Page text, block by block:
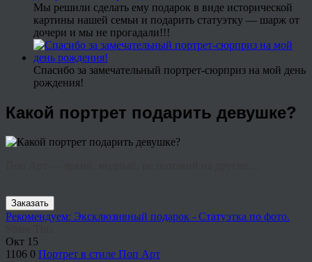
Мы решили сделать ему подарок в виде исторической
картины нашей семьи и подарить статуэтку — шарж от
дочери и мы не прогадали!!!
Спасибо за замечательный портрет-сюрприз на мой день
рождения!
Какой портрет подарить девушке?
Заказать
Рекомендуем: Эксклюзивный подарок - Статуэтка по фото.
Окт 15
1106 0 Портрет в стиле Поп Арт